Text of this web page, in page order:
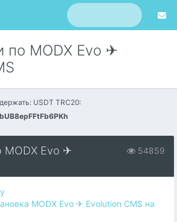
по MODX Evo ✈
USDT TRC20:
54859
MODX Evo ✈
MODX Evo ✈ Evolution CMS на